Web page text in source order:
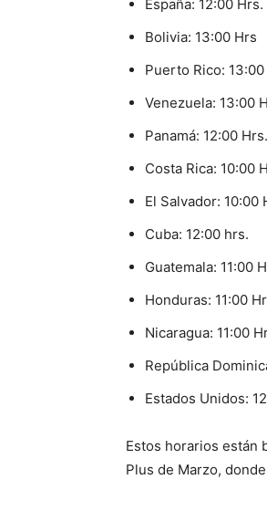
España: 12:00 Hrs.
Bolivia: 13:00 Hrs
Puerto Rico: 13:00
Venezuela: 13:00
Panamá: 12:00 Hrs.
Costa Rica: 10:00
El Salvador: 10:00
Cuba: 12:00 hrs.
Guatemala: 11:00
Honduras: 11:00
Nicaragua: 11:00
República
Estados Unidos:
Estos horarios están
Plus de Marzo,